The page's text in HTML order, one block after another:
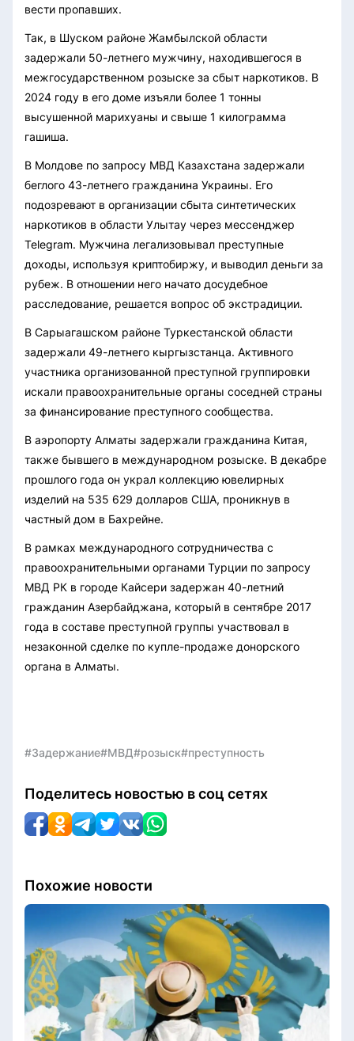
вести пропавших.
Так, в Шуском районе Жамбылской области
задержали 50-летнего мужчину, находившегося в
межгосударственном розыске за сбыт наркотиков. В
2024 году в его доме изъяли более 1 тонны
высушенной марихуаны и свыше 1 килограмма
гашиша.
В Молдове по запросу МВД Казахстана задержали
беглого 43-летнего гражданина Украины. Его
подозревают в организации сбыта синтетических
наркотиков в области Улытау через мессенджер
Telegram. Мужчина легализовывал преступные
доходы, используя криптобиржу, и выводил деньги за
рубеж. В отношении него начато досудебное
расследование, решается вопрос об экстрадиции.
В Сарыагашском районе Туркестанской области
задержали 49-летнего кыргызстанца. Активного
участника организованной преступной группировки
искали правоохранительные органы соседней страны
за финансирование преступного сообщества.
В аэропорту Алматы задержали гражданина Китая,
также бывшего в международном розыске. В декабре
прошлого года он украл коллекцию ювелирных
изделий на 535 629 долларов США, проникнув в
частный дом в Бахрейне.
В рамках международного сотрудничества с
правоохранительными органами Турции по запросу
МВД РК в городе Кайсери задержан 40-летний
гражданин Азербайджана, который в сентябре 2017
года в составе преступной группы участвовал в
незаконной сделке по купле-продаже донорского
органа в Алматы.
#Задержание#МВД#розыск#преступность
Поделитесь новостью в соц сетях
Похожие новости